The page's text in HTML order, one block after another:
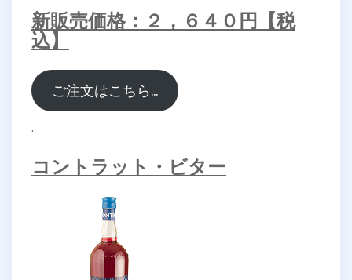
新販売価格：２，６４０円【税
込】
ご注文はこちら…
.
コントラット・ビター